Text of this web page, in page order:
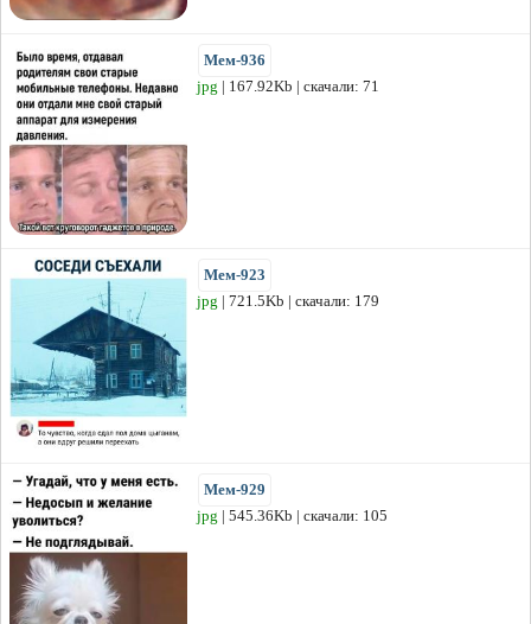
Мем-936
jpg | 167.92Kb | скачали: 71
Мем-923
jpg | 721.5Kb | скачали: 179
Мем-929
jpg | 545.36Kb | скачали: 105